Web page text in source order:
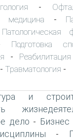
-
медицина -
Патологическая
Подготовка
-
- Травматология -
и
дело - Бизнес
-